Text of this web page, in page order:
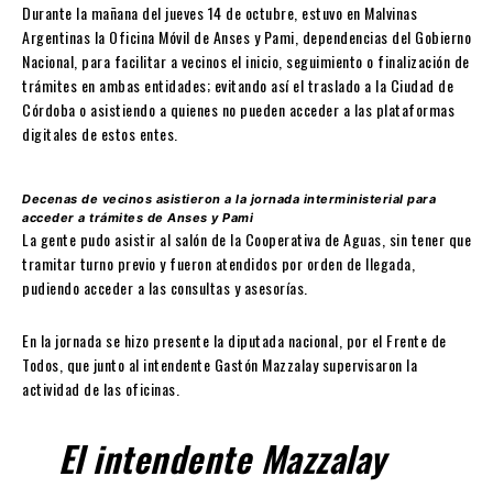
Durante la mañana del jueves 14 de octubre, estuvo en Malvinas
Argentinas la Oficina Móvil de Anses y Pami, dependencias del Gobierno
Nacional, para facilitar a vecinos el inicio, seguimiento o finalización de
trámites en ambas entidades; evitando así el traslado a la Ciudad de
Córdoba o asistiendo a quienes no pueden acceder a las plataformas
digitales de estos entes.
Decenas de vecinos asistieron a la jornada interministerial para
acceder a trámites de Anses y Pami
La gente pudo asistir al salón de la Cooperativa de Aguas, sin tener que
tramitar turno previo y fueron atendidos por orden de llegada,
pudiendo acceder a las consultas y asesorías.
En la jornada se hizo presente la diputada nacional, por el Frente de
Todos, que junto al intendente Gastón Mazzalay supervisaron la
actividad de las oficinas.
El intendente Mazzalay